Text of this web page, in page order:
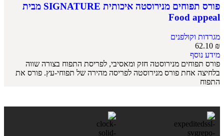
פורס תפוחים מנירוסטה איכותית SIGNATURE מבית
Food appeal
מגרדות וקולפנים
62.10 ₪
מידע נוסף
פורס תפוחים מנירוסטה חזק ומאסיבי, לפריסת התפוח בצורה שווה
בלחיצה אחת פורס מנירוסטה לפריסה מהירה של תפוחי-עץ. פורס את
התפוח